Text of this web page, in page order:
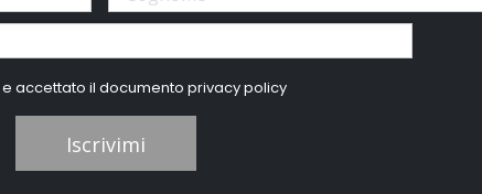
e accettato il documentoprivacy policy
Iscrivimi